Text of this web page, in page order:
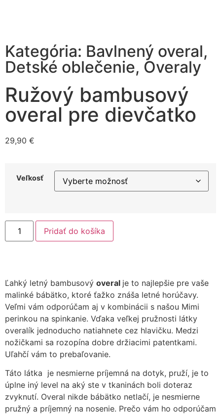
Kategória: Bavlnený overal,
Detské oblečenie, Overaly
Ružový bambusový
overal pre dievčatko
29,90 €
Veľkosť
Pridať do košíka
Ľahký letný bambusový overal je to najlepšie pre vaše
malinké bábätko, ktoré ťažko znáša letné horúčavy.
Veľmi vám odporúčam aj v kombinácii s našou Mimi
perinkou na spinkanie. Vďaka veľkej pružnosti látky
overalík jednoducho natiahnete cez hlavičku. Medzi
nožičkami sa rozopína dobre držiacimi patentkami.
Uľahčí vám to prebaľovanie.
Táto látka je nesmierne príjemná na dotyk, pruží, je to
úplne iný level na aký ste v tkaninách boli doteraz
zvyknutí. Overal nikde bábätko netlačí, je nesmierne
pružný a príjemný na nosenie. Prečo vám ho odporúčam